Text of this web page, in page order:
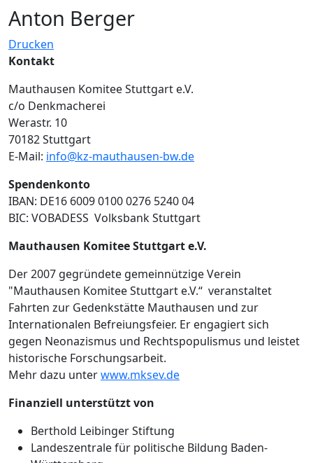
Anton Berger
Drucken
Kontakt
Mauthausen Komitee Stuttgart e.V.
c/o Denkmacherei
Werastr. 10
70182 Stuttgart
E-Mail: info@kz-mauthausen-bw.de
Spendenkonto
IBAN: DE16 6009 0100 0276 5240 04
BIC: VOBADESS Volksbank Stuttgart
Mauthausen Komitee Stuttgart e.V.
Der 2007 gegründete gemeinnützige Verein
"Mauthausen Komitee Stuttgart e.V.“ veranstaltet
Fahrten zur Gedenkstätte Mauthausen und zur
Internationalen Befreiungsfeier. Er engagiert sich
gegen Neonazismus und Rechtspopulismus und leistet
historische Forschungsarbeit.
Mehr dazu unterwww.mksev.de
Finanziell unterstützt von
Berthold Leibinger Stiftung
Landeszentrale für politische Bildung Baden-